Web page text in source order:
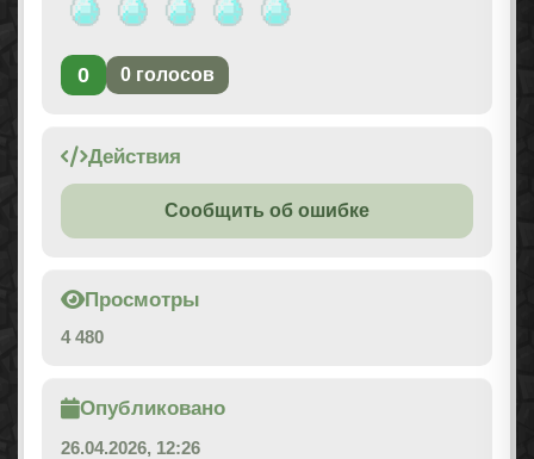
0 0 голосов
Действия
Сообщить об ошибке
Просмотры
4 480
Опубликовано
26.04.2026, 12:26